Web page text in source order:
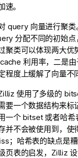
。
query 向量进行聚
分配不同的初始
聚类可以体现两大优
利用率，二是
程度上缓解了向量不
使用了多级的
要一个数据结构来标
一个 bitset 或者哈
并不会被使用到，使
；哈希表的缺点是
页表的启发，Zilliz